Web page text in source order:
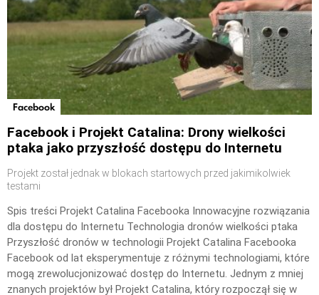
Facebook
Facebook i Projekt Catalina: Drony wielkości
ptaka jako przyszłość dostępu do Internetu
Projekt został jednak w blokach startowych przed jakimikolwiek
testami
Spis treści Projekt Catalina Facebooka Innowacyjne rozwiązania
dla dostępu do Internetu Technologia dronów wielkości ptaka
Przyszłość dronów w technologii Projekt Catalina Facebooka
Facebook od lat eksperymentuje z różnymi technologiami, które
mogą zrewolucjonizować dostęp do Internetu. Jednym z mniej
znanych projektów był Projekt Catalina, który rozpoczął się w